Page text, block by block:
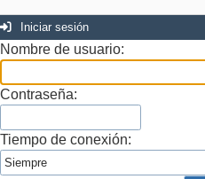
Iniciar sesión
Nombre de usuario:
Contraseña:
Tiempo de conexión: